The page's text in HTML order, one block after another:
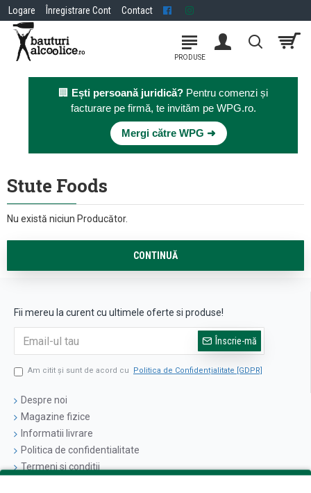
Logare Înregistrare Cont Contact
🏢 Ești persoană juridică? Pentru comenzi și
facturare pe firmă, te invităm pe WPG.ro.
Mergi către WPG ➜
Stute Foods
Nu există niciun Producător.
CONTINUĂ
Fii mereu la curent cu ultimele oferte si produse!
Înscrie-mă
Am citit şi sunt de acord cu Politica de Confidențialitate [GDPR]
Despre noi
Magazine fizice
Informatii livrare
Politica de confidentialitate
Termeni si conditii